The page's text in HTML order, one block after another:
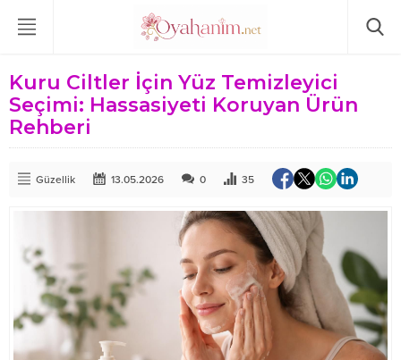
Kuru Ciltler İçin Yüz Temizleyici
Seçimi: Hassasiyeti Koruyan Ürün
Rehberi
Güzellik 13.05.2026 0 35